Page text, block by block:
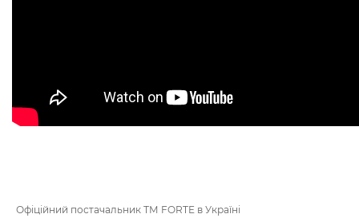
Офіційний постачальник ТМ FORTE в Україні